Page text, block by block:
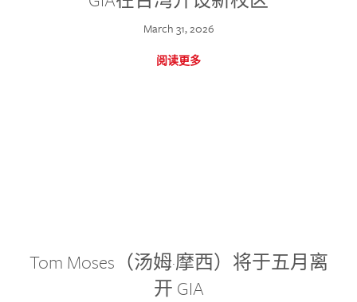
March 31, 2026
阅读更多
Tom Moses（汤姆·摩西）将于五月离
开 GIA